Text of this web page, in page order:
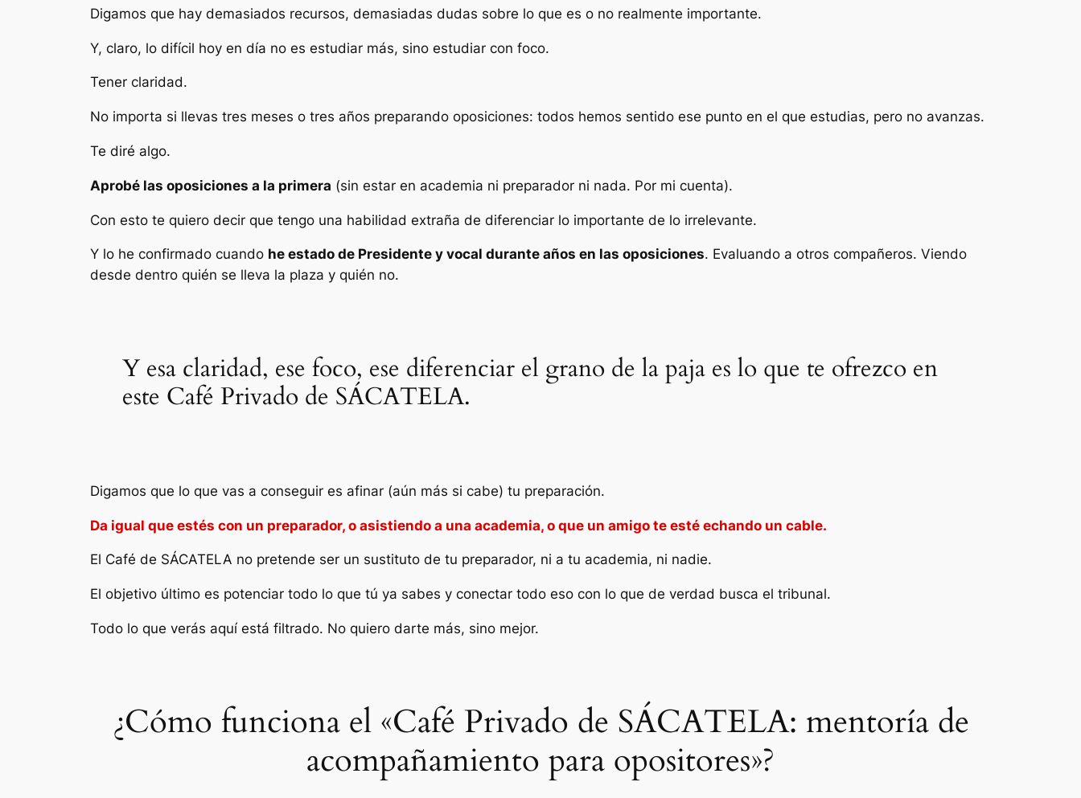
Digamos que hay demasiados recursos, demasiadas dudas sobre lo que es o no realmente importante.
Y, claro, lo difícil hoy en día no es estudiar más, sino estudiar con foco.
Tener claridad.
No importa si llevas tres meses o tres años preparando oposiciones: todos hemos sentido ese punto en el que estudias, pero no avanzas.
Te diré algo.
Aprobé las oposiciones a la primera (sin estar en academia ni preparador ni nada. Por mi cuenta).
Con esto te quiero decir que tengo una habilidad extraña de diferenciar lo importante de lo irrelevante.
Y lo he confirmado cuando he estado de Presidente y vocal durante años en las oposiciones. Evaluando a otros compañeros. Viendo
desde dentro quién se lleva la plaza y quién no.
Y esa claridad, ese foco, ese diferenciar el grano de la paja es lo que te ofrezco en
este Café Privado de SÁCATELA.
Digamos que lo que vas a conseguir es afinar (aún más si cabe) tu preparación.
Da igual que estés con un preparador, o asistiendo a una academia, o que un amigo te esté echando un cable.
El Café de SÁCATELA no pretende ser un sustituto de tu preparador, ni a tu academia, ni nadie.
El objetivo último es potenciar todo lo que tú ya sabes y conectar todo eso con lo que de verdad busca el tribunal.
Todo lo que verás aquí está filtrado. No quiero darte más, sino mejor.
¿Cómo funciona el «Café Privado de SÁCATELA: mentoría de
acompañamiento para opositores»?